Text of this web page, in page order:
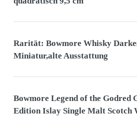
Rarität: Bowmore Whisky
Miniatur,alte Ausstattung
Bowmore Legend of the Godred
Edition Islay Single Malt Scotch